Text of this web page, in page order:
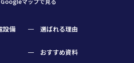
設備 選ばれる理由
おすすめ資料